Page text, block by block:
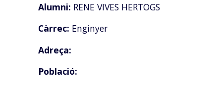
Alumni: RENE VIVES HERTOGS
Càrrec: Enginyer
Adreça:
Població: